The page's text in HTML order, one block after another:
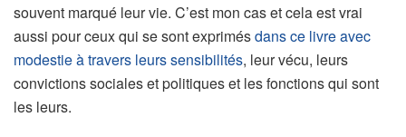
souvent marqué leur vie. C’est mon cas et cela est vrai
aussi pour ceux qui se sont exprimésdans ce livre avec
modestie à travers leurs sensibilités, leur vécu, leurs
convictions sociales et politiques et les fonctions qui sont
les leurs.